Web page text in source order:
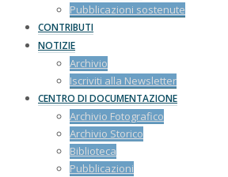
Pubblicazioni sostenute
CONTRIBUTI
NOTIZIE
Archivio
Iscriviti alla Newsletter
CENTRO DI DOCUMENTAZIONE
Archivio Fotografico
Archivio Storico
Biblioteca
Pubblicazioni